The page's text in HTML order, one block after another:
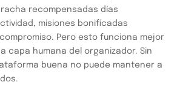
recompensadas días
misiones bonificadas
Pero esto funciona mejor
capa humana del organizador. Sin
buena no puede mantener a